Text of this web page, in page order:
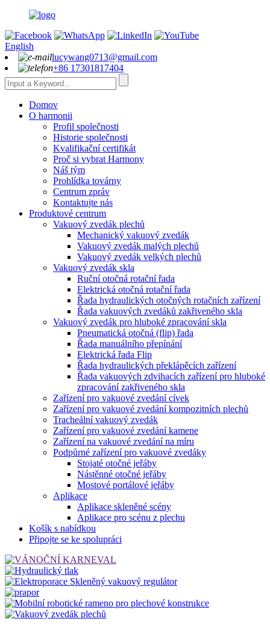
English
lucywang0713@gmail.com
+86 17301817404
Domov
O harmonii
Profil společnosti
Historie společnosti
Kvalifikační certifikát
Proč si vybrat Harmony
Náš tým
Prohlídka továrny
Centrum zpráv
Kontaktujte nás
Produktové centrum
Vakuový zvedák plechů
Mechanický vakuový zvedák
Vakuový zvedák malých plechů
Vakuový zvedák velkých plechů
Vakuový zvedák skla
Ruční otočná rotační řada
Elektrická otočná rotační řada
Řada hydraulických otočných rotačních zařízení
Řada vakuových zvedáků zakřiveného skla
Vakuový zvedák pro hluboké zpracování skla
Pneumatická otočná (flip) řada
Řada manuálního přepínání
Elektrická řada Flip
Řada hydraulických překlápěcích zařízení
Řada vakuových zdvihacích zařízení pro hluboké
zpracování zakřiveného skla
Zařízení pro vakuové zvedání cívek
Zařízení pro vakuové zvedání kompozitních plechů
Tracheální vakuový zvedák
Zařízení pro vakuové zvedání kamene
Zařízení na vakuové zvedání na míru
Podpůrné zařízení pro vakuové zvedáky
Stojaté otočné jeřáby
Nástěnné otočné jeřáby
Mostové portálové jeřáby
Aplikace
Aplikace skleněné scény
Aplikace pro scénu z plechu
Košík s nabídkou
Připojte se ke spolupráci